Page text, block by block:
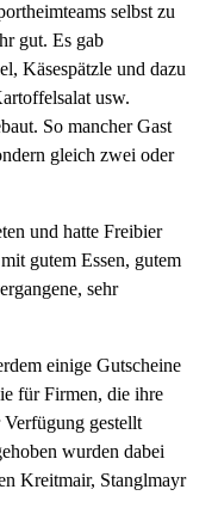
selbst zu
gut. Es gab
Käsespätzle und dazu
usw.
So mancher Gast
gleich zwei oder
und hatte Freibier
gutem Essen, gutem
sehr
einige Gutscheine
für Firmen, die ihre
gestellt
wurden dabei
Kreitmair, Stanglmayr